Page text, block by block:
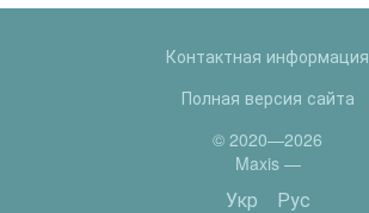
Контактная информация
Полная версия сайта
© 2020—2026
Maxis —
Укр Рус